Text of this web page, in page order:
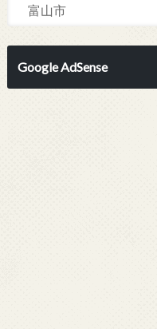
Google AdSense